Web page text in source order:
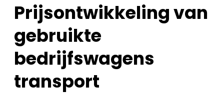
Prijsontwikkeling van
gebruikte
bedrijfswagens
transport